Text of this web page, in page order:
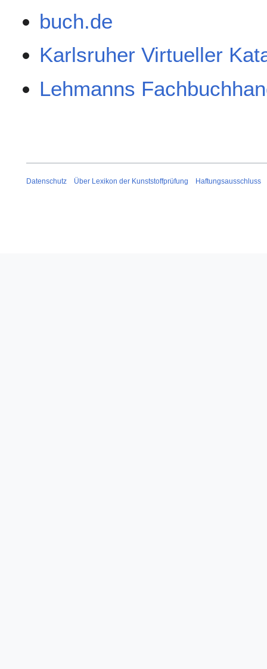
buch.de
Karlsruher Virtueller
Lehmanns
Datenschutz Über Lexikon der Kunststoffprüfung Haftungsausschluss